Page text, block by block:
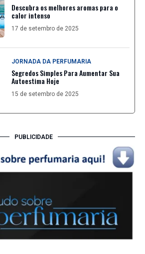
Descubra os melhores aromas para o
calor intenso
17 de setembro de 2025
JORNADA DA PERFUMARIA
Segredos Simples Para Aumentar Sua
Autoestima Hoje
15 de setembro de 2025
PUBLICIDADE